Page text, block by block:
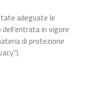
adeguate le
in vigore
di protezione